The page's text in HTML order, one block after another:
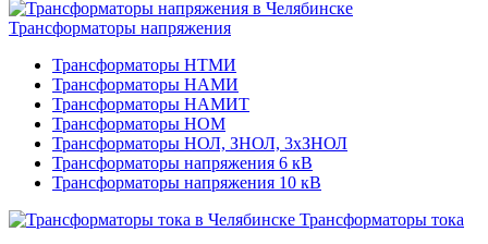
Трансформаторы напряжения
Трансформаторы НТМИ
Трансформаторы НАМИ
Трансформаторы НАМИТ
Трансформаторы НОМ
Трансформаторы НОЛ, ЗНОЛ, 3хЗНОЛ
Трансформаторы напряжения 6 кВ
Трансформаторы напряжения 10 кВ
Трансформаторы тока